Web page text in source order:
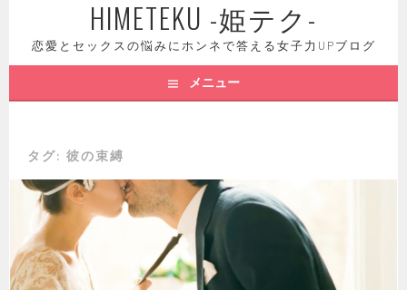
ツ
ッ
HIMETEKU -姫テク-
恋愛とセックスの悩みにホンネで答える女子力UPブログ
メニュー
タグ: 彼の束縛